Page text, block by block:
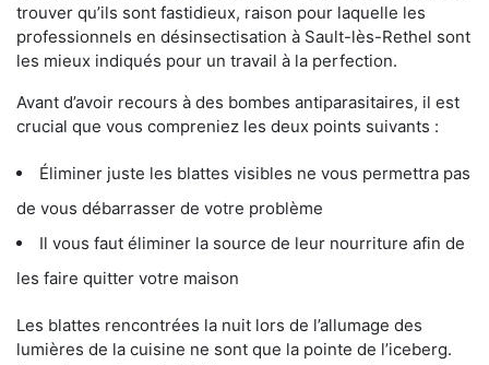
trouver qu’ils sont fastidieux, raison pour laquelle les
professionnels en désinsectisation à Sault-lès-Rethel sont
les mieux indiqués pour un travail à la perfection.
Avant d’avoir recours à des bombes antiparasitaires, il est
crucial que vous compreniez les deux points suivants :
Éliminer juste les blattes visibles ne vous permettra pas
de vous débarrasser de votre problème
Il vous faut éliminer la source de leur nourriture afin de
les faire quitter votre maison
Les blattes rencontrées la nuit lors de l’allumage des
lumières de la cuisine ne sont que la pointe de l’iceberg.